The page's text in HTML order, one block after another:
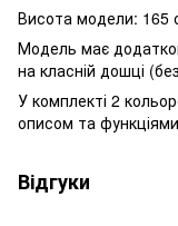
Висота модели: 165
Модель має
на класній дошці
У комплекті 2
описом та
Відгуки